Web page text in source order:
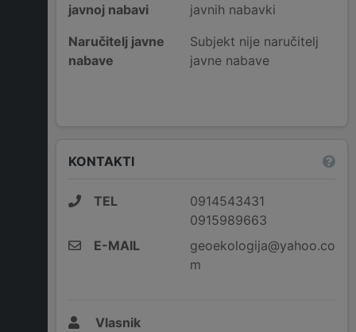
javnoj nabavi
javnih nabavki
Naručitelj javne
nabave
Subjekt nije naručitelj
javne nabave
KONTAKTI
TEL
0914543431
0915989663
E-MAIL
geoekologija@yahoo.co
m
Vlasnik